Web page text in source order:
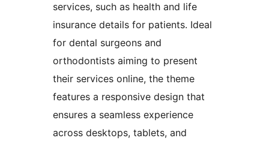
services, such as health and life
insurance details for patients. Ideal
for dental surgeons and
orthodontists aiming to present
their services online, the theme
features a responsive design that
ensures a seamless experience
across desktops, tablets, and